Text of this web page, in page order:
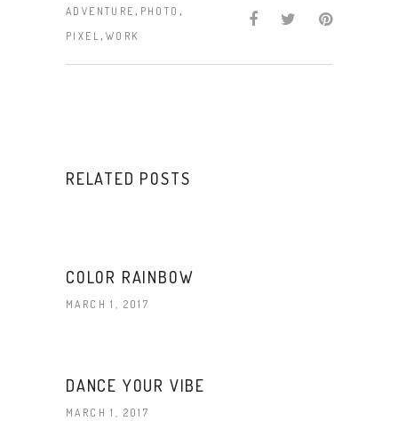
ADVENTURE , PHOTO ,
PIXEL, WORK
RELATED POSTS
COLOR RAINBOW
MARCH 1, 2017
DANCE YOUR VIBE
MARCH 1, 2017